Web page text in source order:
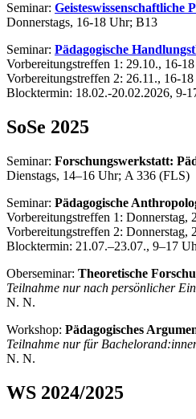
Seminar: Geisteswissenschaftliche
Donnerstags, 16-18 Uhr; B13
Seminar: Pädagogische
Vorbereitungstreffen 1: 29.10., 16-
Vorbereitungstreffen 2: 26.11., 16-
Blocktermin: 18.02.-20.02.2026, 9-
SoSe 2025
Seminar: Forschungswerkstatt:
Dienstags, 14–16 Uhr; A 336 (FLS)
Seminar: Pädagogische
Vorbereitungstreffen 1: Donnerstag,
Vorbereitungstreffen 2: Donnerstag,
Blocktermin: 21.07.–23.07., 9–17
Oberseminar: Theoretische
Teilnahme nur nach persönlicher
N. N.
Workshop: Pädagogisches
Teilnahme nur für
N. N.
WS 2024/2025